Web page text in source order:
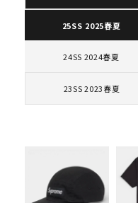
キーワードから探す
キャップ・ハット
コラボレーションブラン
25SS 2025春夏
24SS 2024春夏
23SS 2023春夏